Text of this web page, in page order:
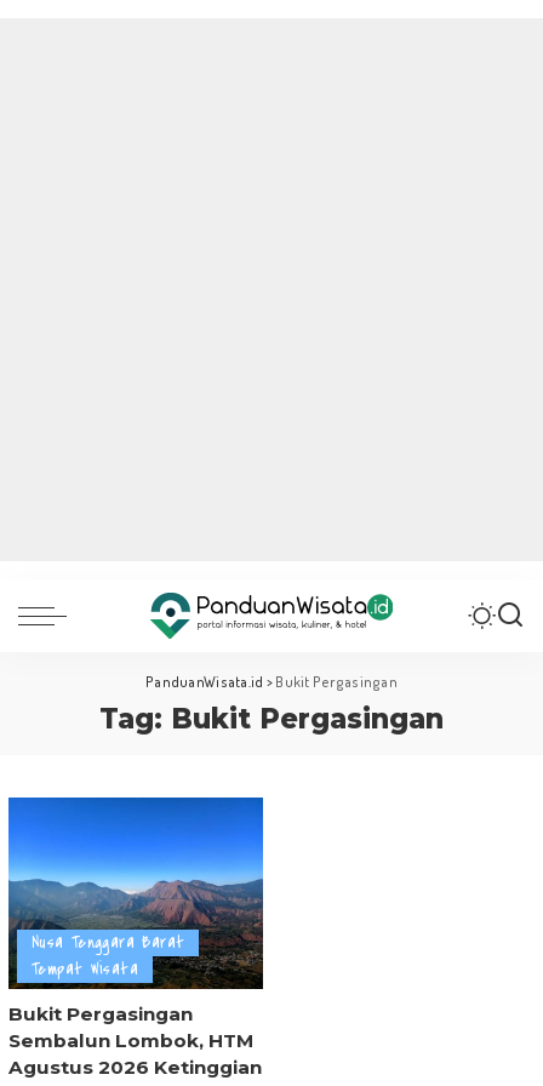
PanduanWisata.id > Bukit Pergasingan
Tag: Bukit Pergasingan
Nusa Tenggara Barat
Tempat Wisata
Bukit Pergasingan
Sembalun Lombok, HTM
Agustus 2026 Ketinggian